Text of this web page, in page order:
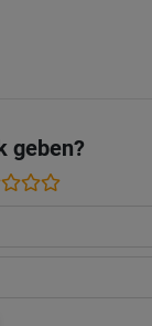
geben?